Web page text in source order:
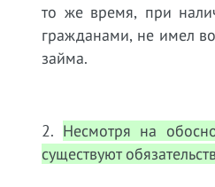
то же время, при
гражданами, не имел
займа.
2. Несмотря на
существуют